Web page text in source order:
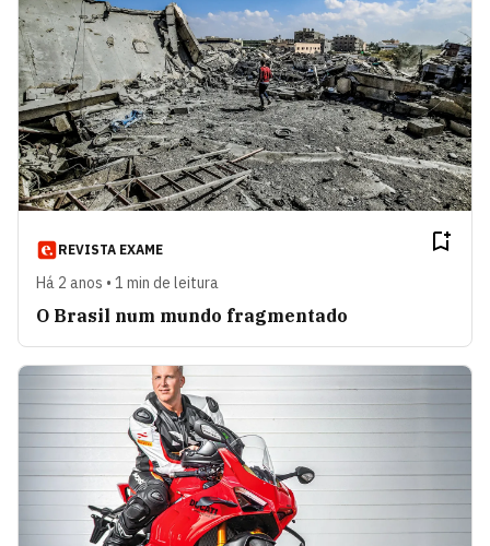
REVISTA EXAME
Há 2 anos • 1 min de leitura
O Brasil num mundo fragmentado